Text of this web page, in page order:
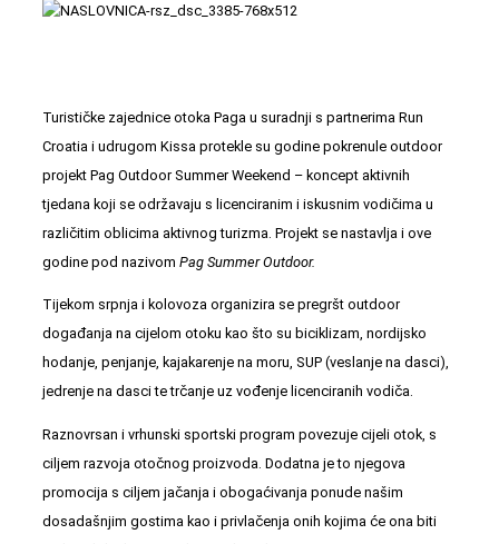
Turističke zajednice otoka Paga u suradnji s partnerima Run
Croatia i udrugom Kissa protekle su godine pokrenule outdoor
projekt Pag Outdoor Summer Weekend – koncept aktivnih
tjedana koji se održavaju s licenciranim i iskusnim vodičima u
različitim oblicima aktivnog turizma. Projekt se nastavlja i ove
godine pod nazivom Pag Summer Outdoor.
Tijekom srpnja i kolovoza organizira se pregršt outdoor
događanja na cijelom otoku kao što su biciklizam, nordijsko
hodanje, penjanje, kajakarenje na moru, SUP (veslanje na dasci),
jedrenje na dasci te trčanje uz vođenje licenciranih vodiča.
Raznovrsan i vrhunski sportski program povezuje cijeli otok, s
ciljem razvoja otočnog proizvoda. Dodatna je to njegova
promocija s ciljem jačanja i obogaćivanja ponude našim
dosadašnjim gostima kao i privlačenja onih kojima će ona biti